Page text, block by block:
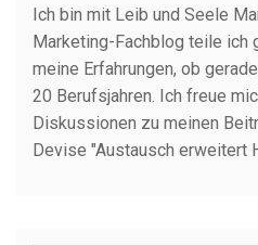
Ich bin mit Leib und Seele
Marketing-Fachblog teile ich
meine Erfahrungen, ob
20 Berufsjahren. Ich freue
Diskussionen zu meinen
Devise "Austausch erweitert